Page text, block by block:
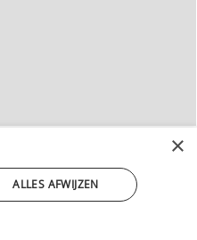
×
ALLES AFWIJZEN